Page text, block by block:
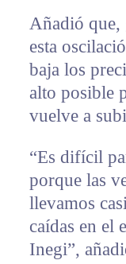
Añadió que,
esta
baja los
alto posible
vuelve a
“Es difícil
porque las
llevamos
caídas en el
Inegi”,